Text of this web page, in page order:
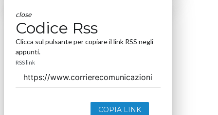
close
Codice Rss
Clicca sul pulsante per copiare il link RSS negli
appunti.
RSS link
COPIA LINK